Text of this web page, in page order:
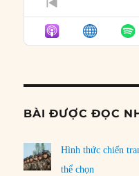
PREVIOUS
EPISODE
BÀI ĐƯỢC ĐỌC
Hình thức chiến
thể chọn